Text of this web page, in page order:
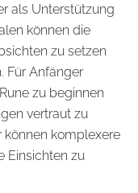
als Unterstützung
können die
zu setzen
Für Anfänger
zu beginnen
vertraut zu
können komplexere
Einsichten zu